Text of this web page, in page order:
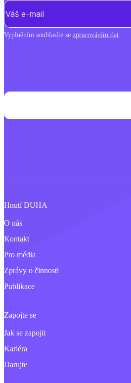
E-mail
Vyplněním souhlasíte se zpracováním dat.
Hnutí DUHA
O nás
Kontakt
Pro média
Zprávy o činnosti
Publikace
Zapojte se
Jak se zapojit
Kariéra
Darujte